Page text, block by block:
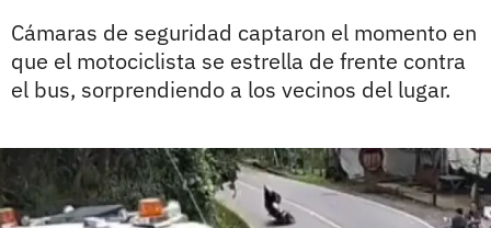
Cámaras de seguridad captaron el momento en
que el motociclista se estrella de frente contra
el bus, sorprendiendo a los vecinos del lugar.